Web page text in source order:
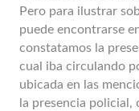
Pero para ilustrar
puede encontrarse
constatamos la
cual iba circulando
ubicada en las
la presencia policial,